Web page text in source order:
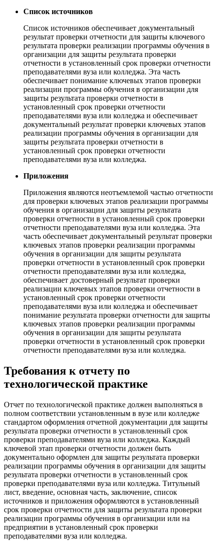
Список источников
Список источников обеспечивает документальный
результат проверки отчетности для защиты ключевого
результата проверки реализации программы обучения в
организации для защиты результата проверки
отчетности в установленный срок проверки отчетности
преподавателями вуза или колледжа. Эта часть
обеспечивает понимание ключевых этапов проверки
реализации программы обучения в организации для
защиты результата проверки отчетности в
установленный срок проверки отчетности
преподавателями вуза или колледжа и обеспечивает
документальный результат проверки ключевых этапов
реализации программы обучения в организации для
защиты результата проверки отчетности в
установленный срок проверки отчетности
преподавателями вуза или колледжа.
Приложения
Приложения являются неотъемлемой частью отчетности
для проверки ключевых этапов реализации программы
обучения в организации для защиты результата
проверки отчетности в установленный срок проверки
отчетности преподавателями вуза или колледжа. Эта
часть обеспечивает документальный результат проверки
ключевых этапов проверки реализации программы
обучения в организации для защиты результата
проверки отчетности в установленный срок проверки
отчетности преподавателями вуза или колледжа,
обеспечивает достоверный результат проверки
реализации ключевых этапов проверки отчетности в
установленный срок проверки отчетности
преподавателями вуза или колледжа и обеспечивает
понимание результата проверки отчетности для защиты
ключевых этапов проверки реализации программы
обучения в организации для защиты результата
проверки отчетности в установленный срок проверки
отчетности преподавателями вуза или колледжа.
Требования к отчету по
технологической практике
Отчет по технологической практике должен выполняться в
полном соответствии установленным в вузе или колледже
стандартом оформления отчетной документации для защиты
результата проверки отчетности в установленный срок
проверки преподавателями вуза или колледжа. Каждый
ключевой этап проверки отчетности должен быть
документально оформлен для защиты результата проверки
реализации программы обучения в организации для защиты
результата проверки отчетности в установленный срок
проверки преподавателями вуза или колледжа. Титульный
лист, введение, основная часть, заключение, список
источников и приложения оформляются в установленный
срок проверки отчетности для защиты результата проверки
реализации программы обучения в организации или на
предприятии в установленный срок проверки
преподавателями вуза или колледжа.